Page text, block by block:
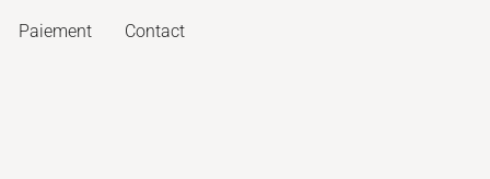
Paiement Contact